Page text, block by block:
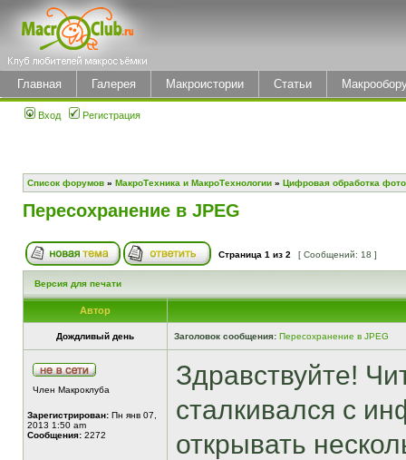
Главная Галерея Макроистории Статьи
Вход Регистрация
Список форумов » МакроТехника и МакроТехнологии » Цифровая обработка
Пересохранение в JPEG
Страница 1 из 2 [ Сообщений: 18 ]
Версия для печати
Автор
Дождливый день Заголовок сообщения: Пересохранение в JPEG
Член Макроклуба
Зарегистрирован: Пн янв 07,
2013 1:50 am
Сообщения: 2272
Здравствуйте!
сталкивался с
открывать